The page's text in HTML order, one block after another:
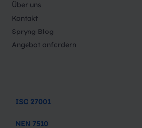
Über uns
Kontakt
Spryng Blog
Angebot anfordern
ISO 27001
NEN 7510